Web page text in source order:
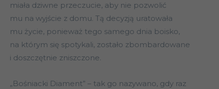
miała dziwne przeczucie, aby nie pozwolić
mu na wyjście z domu. Tą decyzją uratowała
mu życie, ponieważ tego samego dnia boisko,
na którym się spotykali, zostało zbombardowane
i doszczętnie zniszczone.
„Bośniacki Diament” – tak go nazywano, gdy raz